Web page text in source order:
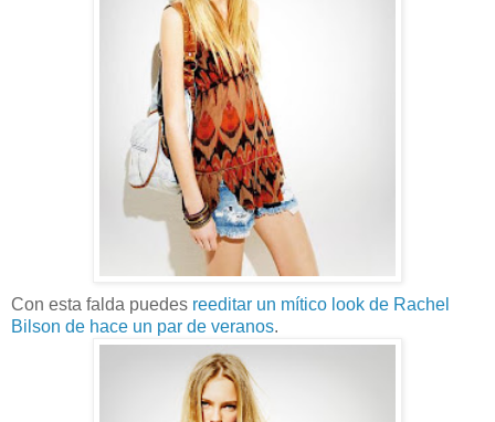
Con esta falda puedes reeditar un mítico look de Rachel
Bilson de hace un par de veranos.